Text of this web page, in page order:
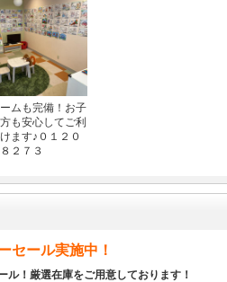
ムも完備！お子
も安心してご利
ます♪０１２０
２７３
セール実施中！
ル！厳選在庫をご用意しております！